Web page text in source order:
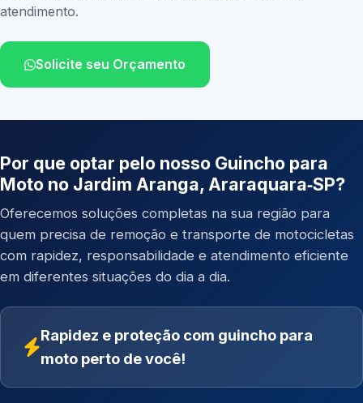
atendimento.
Solicite seu Orçamento
Por que optar pelo nosso Guincho para
Moto no Jardim Aranga, Araraquara‑SP?
Oferecemos soluções completas na sua região para
quem precisa de remoção e transporte de motocicletas
com rapidez, responsabilidade e atendimento eficiente
em diferentes situações do dia a dia.
Rapidez e proteção com guincho para
moto perto de você!